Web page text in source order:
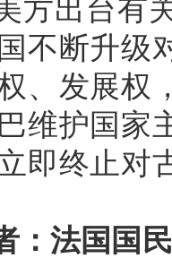
方出台有
不断升级
、发展权
维护国家
即终止对
：法国国